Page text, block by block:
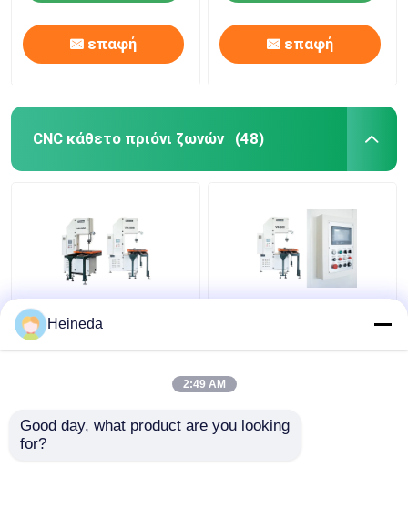
επαφή επαφή
CNC κάθετο πριόνι ζωνών (48)
VH600 πλάτος 600mm
κάθετη μηχανή
μετάλλων τέμνουσα
ταχύτητας 500-
2000m/Min CNC που
Heineda
2:49 AM
Good day, what product are you looking
for?